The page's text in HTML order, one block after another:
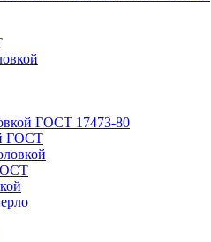
ГОСТ 17473-80
ГОСТ